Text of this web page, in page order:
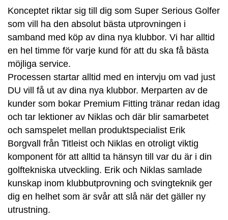
Konceptet riktar sig till dig som Super Serious Golfer
som vill ha den absolut bästa utprovningen i
samband med köp av dina nya klubbor. Vi har alltid
en hel timme för varje kund för att du ska få bästa
möjliga service.
Processen startar alltid med en intervju om vad just
DU vill få ut av dina nya klubbor. Merparten av de
kunder som bokar Premium Fitting tränar redan idag
och tar lektioner av Niklas och där blir samarbetet
och samspelet mellan produktspecialist Erik
Borgvall från Titleist och Niklas en otroligt viktig
komponent för att alltid ta hänsyn till var du är i din
golftekniska utveckling. Erik och Niklas samlade
kunskap inom klubbutprovning och svingteknik ger
dig en helhet som är svår att slå när det gäller ny
utrustning.